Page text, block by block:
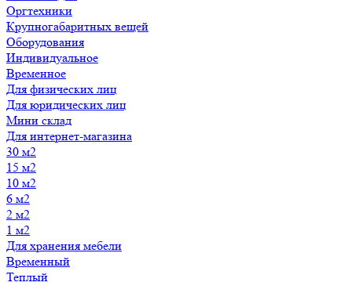
Оргтехники
Крупногабаритных вещей
Оборудования
Индивидуальное
Временное
Для физических лиц
Для юридических лиц
Мини склад
Для интернет-магазина
30 м2
15 м2
10 м2
6 м2
2 м2
1 м2
Для хранения мебели
Временный
Теплый